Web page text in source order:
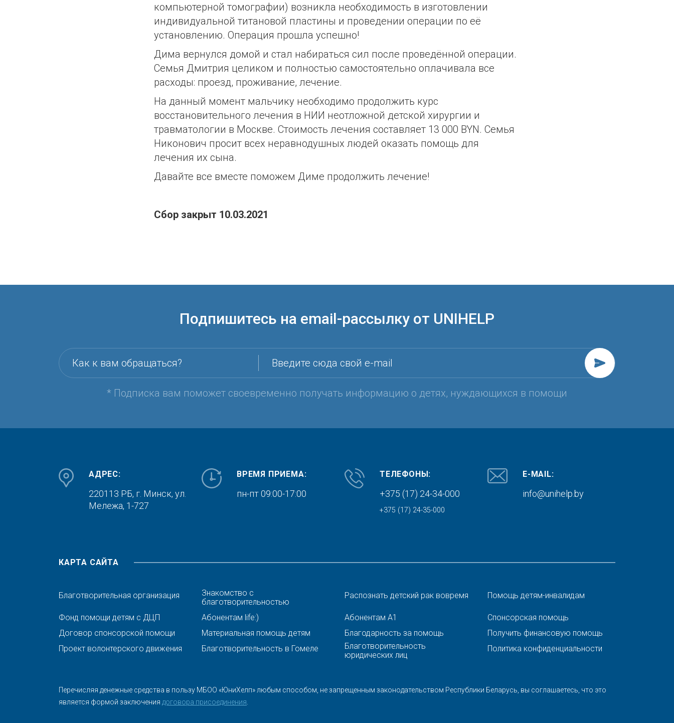
компьютерной томографии) возникла необходимость в изготовлении
индивидуальной титановой пластины и проведении операции по её
установлению. Операция прошла успешно!
Дима вернулся домой и стал набираться сил после проведённой операции.
Семья Дмитрия целиком и полностью самостоятельно оплачивала все
расходы: проезд, проживание, лечение.
На данный момент мальчику необходимо продолжить курс
восстановительного лечения в НИИ неотложной детской хирургии и
травматологии в Москве. Стоимость лечения составляет 13 000 BYN. Семья
Никонович просит всех неравнодушных людей оказать помощь для
лечения их сына.
Давайте все вместе поможем Диме продолжить лечение!
Сбор закрыт 10.03.2021
Подпишитесь на email-рассылку от UNIHELP
Как к вам обращаться? Введите сюда свой e-mail
* Подписка вам поможет своевременно получать информацию о детях, нуждающихся в помощи
АДРЕС:
220113 РБ, г. Минск, ул.
Мележа, 1-727
ВРЕМЯ ПРИЕМА:
пн-пт 09:00-17:00
ТЕЛЕФОНЫ:
+375 (17) 24-34-000
+375 (17) 24-35-000
E-MAIL:
info@unihelp.by
КАРТА САЙТА
Благотворительная организация
Знакомство с
благотворительностью
Распознать детский рак вовремя Помощь детям-инвалидам
Фонд помощи детям с ДЦП Абонентам life:) Абонентам A1
Спонсорская помощь
Договор спонсорской помощи
Материальная помощь детям Благодарность за помощь
Получить финансовую помощь
Проект волонтерского движения
Благотворительность в Гомеле
Благотворительность
юридических лиц
Политика конфиденциальности
Перечисляя денежные средства в пользу МБОО «ЮниХелп» любым способом, не запрещенным законодательством Республики Беларусь, вы соглашаетесь, что это
является формой заключения договора присоединения